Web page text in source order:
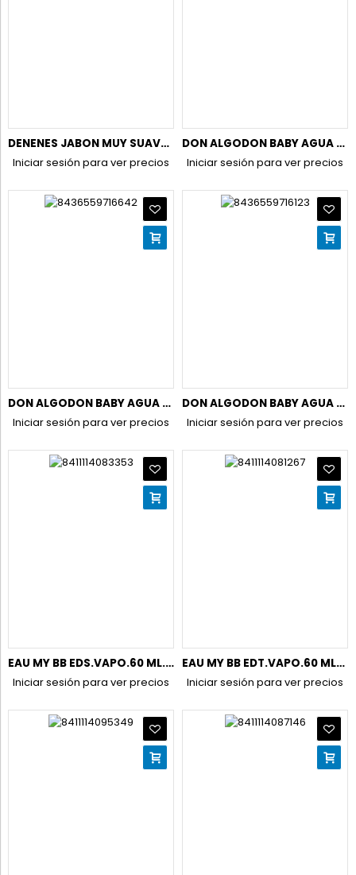
DENENES JABON MUY SUAVE 600ML
Iniciar sesión para ver precios
DON ALGODON BABY AGUA DE COLONIA 200ML
Iniciar sesión para ver precios
DON ALGODON BABY AGUA DE COLONIA100ML+AGUA PERFUME100ML PACK
Iniciar sesión para ver precios
DON ALGODON BABY AGUA DE PERFUME 100ML
Iniciar sesión para ver precios
EAU MY BB EDS.VAPO.60 ML.S/ALCOHOL+PELUCHE OSITO(ESTUC)
Iniciar sesión para ver precios
EAU MY BB EDT.VAPO.60 MLSIN ALCOHOL+GEL200ML+LOC.CORP.200ML
Iniciar sesión para ver precios